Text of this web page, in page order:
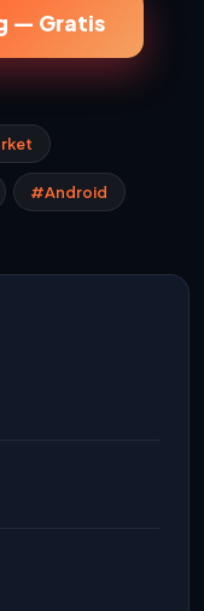
— Gratis
#Android